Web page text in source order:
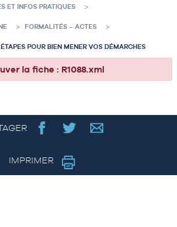
ET INFOS PRATIQUES
FORMALITÉS – ACTES
POUR BIEN MENER VOS DÉMARCHES
la fiche : R1088.xml
IMPRIMER